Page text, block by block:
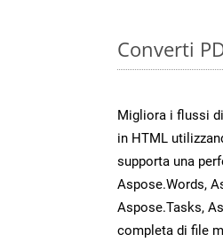
Converti
Migliora i flussi
in HTML
supporta una
Aspose.Words,
Aspose.Tasks,
completa di file